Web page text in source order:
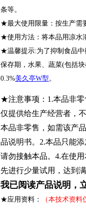
条等。
★最大使用限量：按生产需
★使用方法：将本品用凉水
★温馨提示:为了抑制食品中
保存期，水果、蔬菜(包括
0.3%美久亭W型。
★注意事项：1.本品非零
仅提供给生产经营者，
本品非零售，如需该产
品说明书。2.本品只能
请勿接触本品。4.在使
先进行少量试用，达到
我已阅读产品说明，
★应用资料： （本技术资